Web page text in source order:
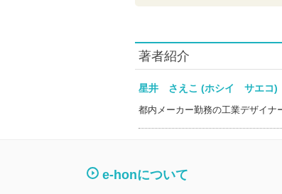
著者紹介
星井 さえこ (ホシイ サエ
都内メーカー勤務の工業デザイナ
e-honについて